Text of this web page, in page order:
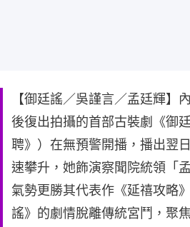
【御廷謠／吳謹言／孟廷輝】
後復出拍攝的首部古裝劇《御
聘》）在無預警開播，播出翌
速攀升，她飾演察聞院統領「
氣勢更勝其代表作《延禧攻略
謠》的劇情脫離傳統宮鬥，聚